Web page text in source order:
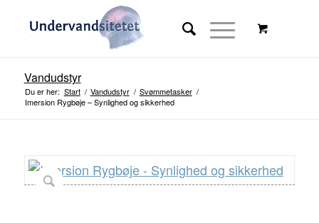
Vandudstyr
Du er her: Start / Vandudstyr / Svømmetasker /
Imersion Rygbøje – Synlighed og sikkerhed